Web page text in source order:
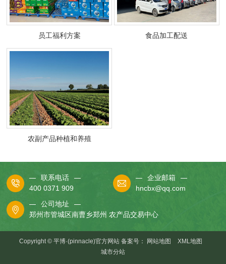
员工福利方案 食品加工配送
农副产品种植和养殖
联系电话
400 0371 909
企业邮箱
hncbx@qq.com
公司地址
郑州市管城区南曹乡郑州 农产品交易中心
Copyright © 平博·(pinnacle)官方网站 备案号： 网站地图
XML地图
城市分站